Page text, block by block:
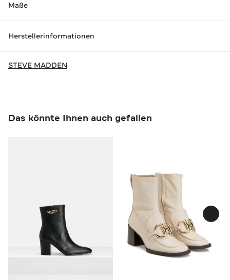
Maße
Herstellerinformationen
STEVE MADDEN
Das könnte Ihnen auch gefallen